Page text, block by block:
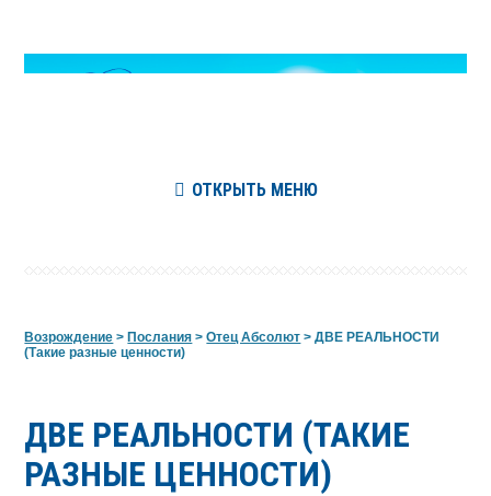
ОТКРЫТЬ МЕНЮ
Возрождение >Послания >Отец Абсолют >ДВЕ РЕАЛЬНОСТИ
(Такие разные ценности)
ДВЕ РЕАЛЬНОСТИ (ТАКИЕ
РАЗНЫЕ ЦЕННОСТИ)